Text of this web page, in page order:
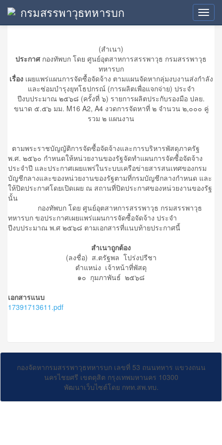
กรมสรรพาวุธทหารบก
ประกาศเผยแพร่แผน
(สำเนา)
ประกาศกองทัพบก โดย ศูนย์อุตสาหการสรรพาวุธ กรมสรรพาวุธ
ทหารบก
เรื่องเผยแพร่แผนการจัดซื้อจัดจ้าง ตามแผนจัดหากลุ่มงบงานส่งกำลัง
และซ่อมบำรุงยุทโธปกรณ์ (การผลิตเพื่อแจกจ่าย) ประจำ
ปีงบประมาณ ๒๕๖๘ (ครั้งที่ ๖) รายการผลิตประกับรองมือ ปลย.
ขนาด ๕.๕๖ มม. M16 A2, A4 งวดการจัดหาที่ ๒ จำนวน ๒,๐๐๐ คู่
รวม ๒ แผนงาน
ตามพระราชบัญญัติการจัดซื้อจัดจ้างและการบริหารพัสดุภาครัฐ
พ.ศ. ๒๕๖๐ กำหนดให้หน่วยงานของรัฐจัดทำแผนการจัดซื้อจัดจ้าง
ประจำปี และประกาศเผยแพร่ในระบบเครือข่ายสารสนเทศของกรม
บัญชีกลางและของหน่วยงานของรัฐตามที่กรมบัญชีกลางกำหนด และ
ให้ปิดประกาศโดยเปิดเผย ณ สถานที่ปิดประกาศของหน่วยงานของรัฐ
นั้น
กองทัพบก โดย ศูนย์อุตสาหการสรรพาวุธ กรมสรรพาวุธ
ทหารบก ขอประกาศเผยแพร่แผนการจัดซื้อจัดจ้าง ประจำ
ปีงบประมาณ พ.ศ ๒๕๖๘ ตามเอกสารที่แนบท้ายประกาศนี้
สำเนาถูกต้อง
(ลงชื่อ) ส.ตรัฐพล โปร่งปรีชา
ตำแหน่ง เจ้าหน้าที่พัสดุ
๑๐ กุมภาพันธ์ ๒๕๖๘
เอกสารแนบ
17391713611.pdf
กองจัดหากรมสรรพาวุธทหารบก เลขที่ 53 ถนนทหาร แขวงถนน
นครไชยศรี เขตดุสิต กรุงเทพมหานคร 10300
พัฒนาเว็บไซต์โดย กทท.สพ.ทบ.